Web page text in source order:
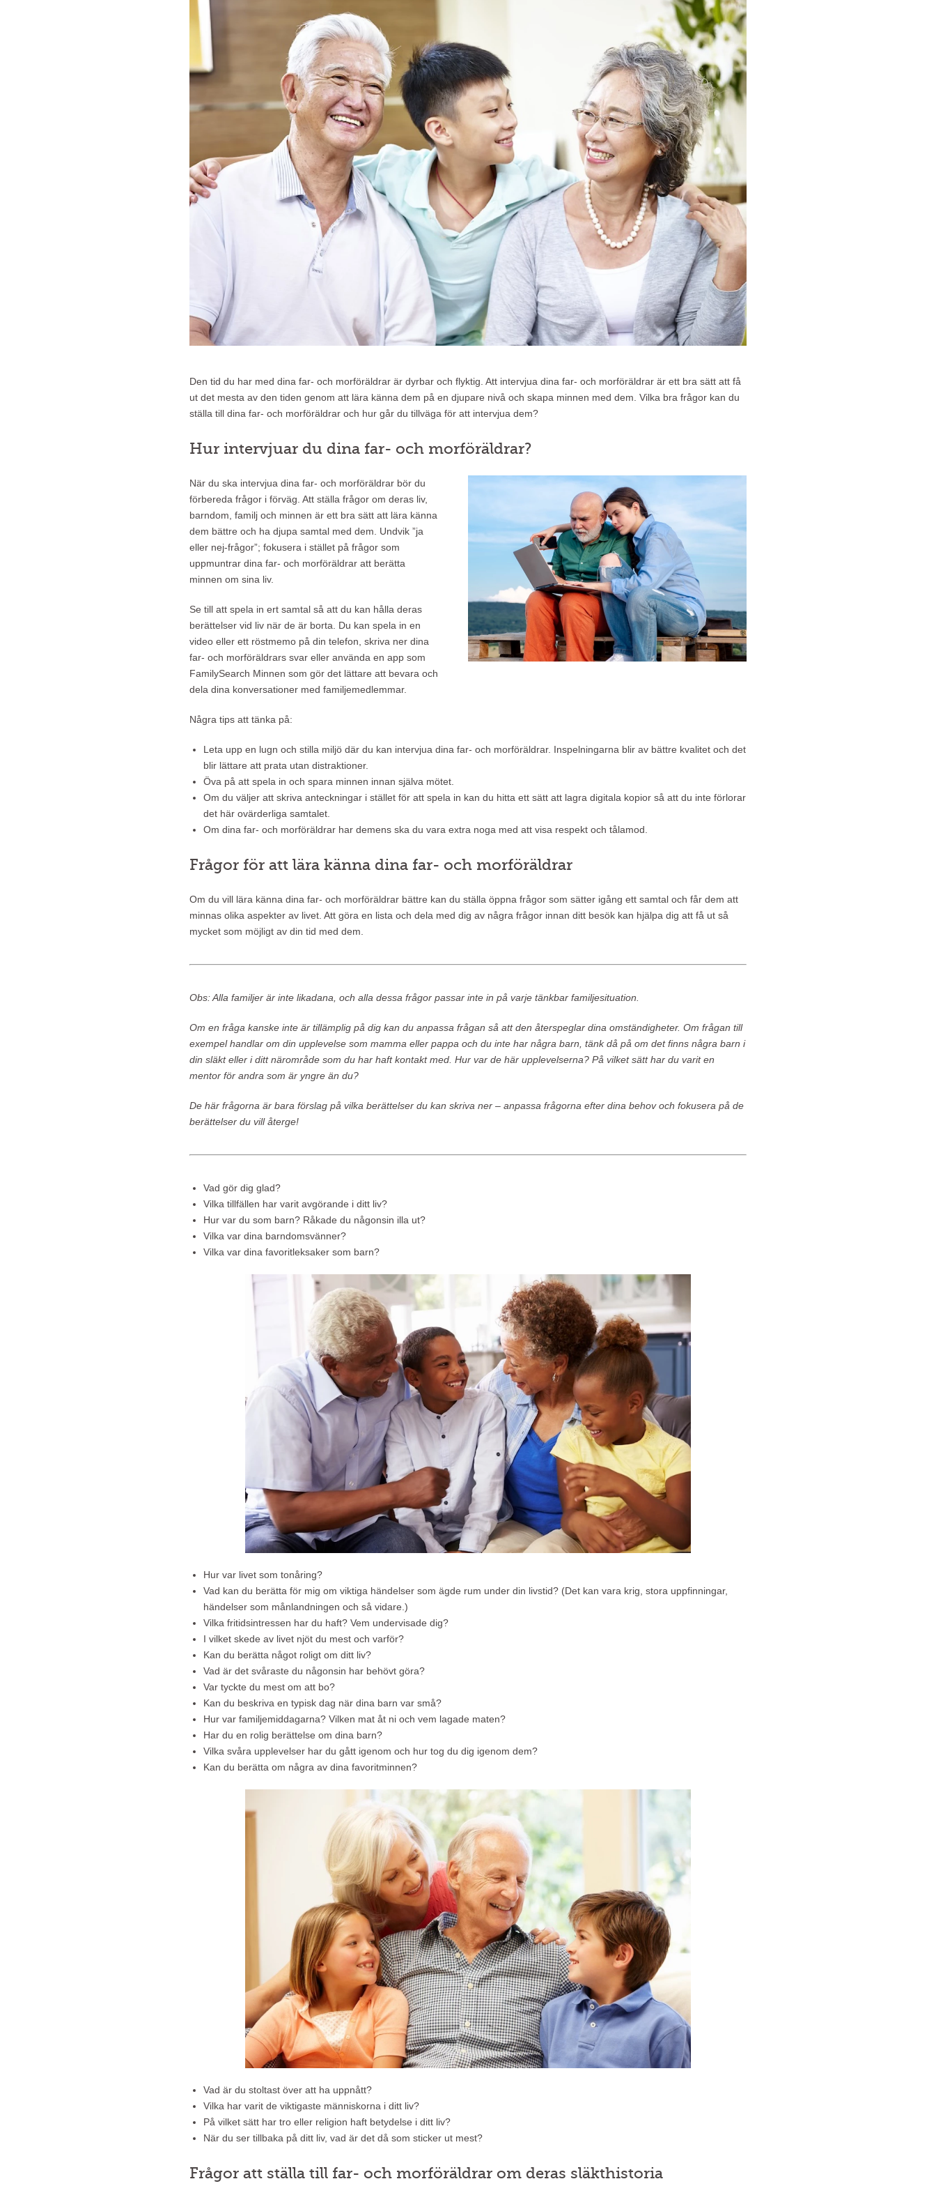
Den tid du har med dina far- och morföräldrar är dyrbar och flyktig. Att intervjua dina far- och morföräldrar är ett bra sätt att få
ut det mesta av den tiden genom att lära känna dem på en djupare nivå och skapa minnen med dem. Vilka bra frågor kan du
ställa till dina far- och morföräldrar och hur går du tillväga för att intervjua dem?
Hur intervjuar du dina far- och morföräldrar?
När du ska intervjua dina far- och morföräldrar bör du
förbereda frågor i förväg. Att ställa frågor om deras liv,
barndom, familj och minnen är ett bra sätt att lära känna
dem bättre och ha djupa samtal med dem. Undvik ”ja
eller nej-frågor”; fokusera i stället på frågor som
uppmuntrar dina far- och morföräldrar att berätta
minnen om sina liv.
Se till att spela in ert samtal så att du kan hålla deras
berättelser vid liv när de är borta. Du kan spela in en
video eller ett röstmemo på din telefon, skriva ner dina
far- och morföräldrars svar eller använda en app som
FamilySearch Minnen som gör det lättare att bevara och
dela dina konversationer med familjemedlemmar.
Några tips att tänka på:
Leta upp en lugn och stilla miljö där du kan intervjua dina far- och morföräldrar. Inspelningarna blir av bättre kvalitet och det
blir lättare att prata utan distraktioner.
Öva på att spela in och spara minnen innan själva mötet.
Om du väljer att skriva anteckningar i stället för att spela in kan du hitta ett sätt att lagra digitala kopior så att du inte förlorar
det här ovärderliga samtalet.
Om dina far- och morföräldrar har demens ska du vara extra noga med att visa respekt och tålamod.
Frågor för att lära känna dina far- och morföräldrar
Om du vill lära känna dina far- och morföräldrar bättre kan du ställa öppna frågor som sätter igång ett samtal och får dem att
minnas olika aspekter av livet. Att göra en lista och dela med dig av några frågor innan ditt besök kan hjälpa dig att få ut så
mycket som möjligt av din tid med dem.
Obs: Alla familjer är inte likadana, och alla dessa frågor passar inte in på varje tänkbar familjesituation.
Om en fråga kanske inte är tillämplig på dig kan du anpassa frågan så att den återspeglar dina omständigheter. Om frågan till
exempel handlar om din upplevelse som mamma eller pappa och du inte har några barn, tänk då på om det finns några barn i
din släkt eller i ditt närområde som du har haft kontakt med. Hur var de här upplevelserna? På vilket sätt har du varit en
mentor för andra som är yngre än du?
De här frågorna är bara förslag på vilka berättelser du kan skriva ner – anpassa frågorna efter dina behov och fokusera på de
berättelser du vill återge!
Vad gör dig glad?
Vilka tillfällen har varit avgörande i ditt liv?
Hur var du som barn? Råkade du någonsin illa ut?
Vilka var dina barndomsvänner?
Vilka var dina favoritleksaker som barn?
Hur var livet som tonåring?
Vad kan du berätta för mig om viktiga händelser som ägde rum under din livstid? (Det kan vara krig, stora uppfinningar,
händelser som månlandningen och så vidare.)
Vilka fritidsintressen har du haft? Vem undervisade dig?
I vilket skede av livet njöt du mest och varför?
Kan du berätta något roligt om ditt liv?
Vad är det svåraste du någonsin har behövt göra?
Var tyckte du mest om att bo?
Kan du beskriva en typisk dag när dina barn var små?
Hur var familjemiddagarna? Vilken mat åt ni och vem lagade maten?
Har du en rolig berättelse om dina barn?
Vilka svåra upplevelser har du gått igenom och hur tog du dig igenom dem?
Kan du berätta om några av dina favoritminnen?
Vad är du stoltast över att ha uppnått?
Vilka har varit de viktigaste människorna i ditt liv?
På vilket sätt har tro eller religion haft betydelse i ditt liv?
När du ser tillbaka på ditt liv, vad är det då som sticker ut mest?
Frågor att ställa till far- och morföräldrar om deras släkthistoria